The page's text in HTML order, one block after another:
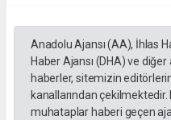
Anadolu Ajansı (AA), İhlas
Haber Ajansı (DHA) ve
haberler, sitemizin
kanallarından
muhataplar haberi geçen